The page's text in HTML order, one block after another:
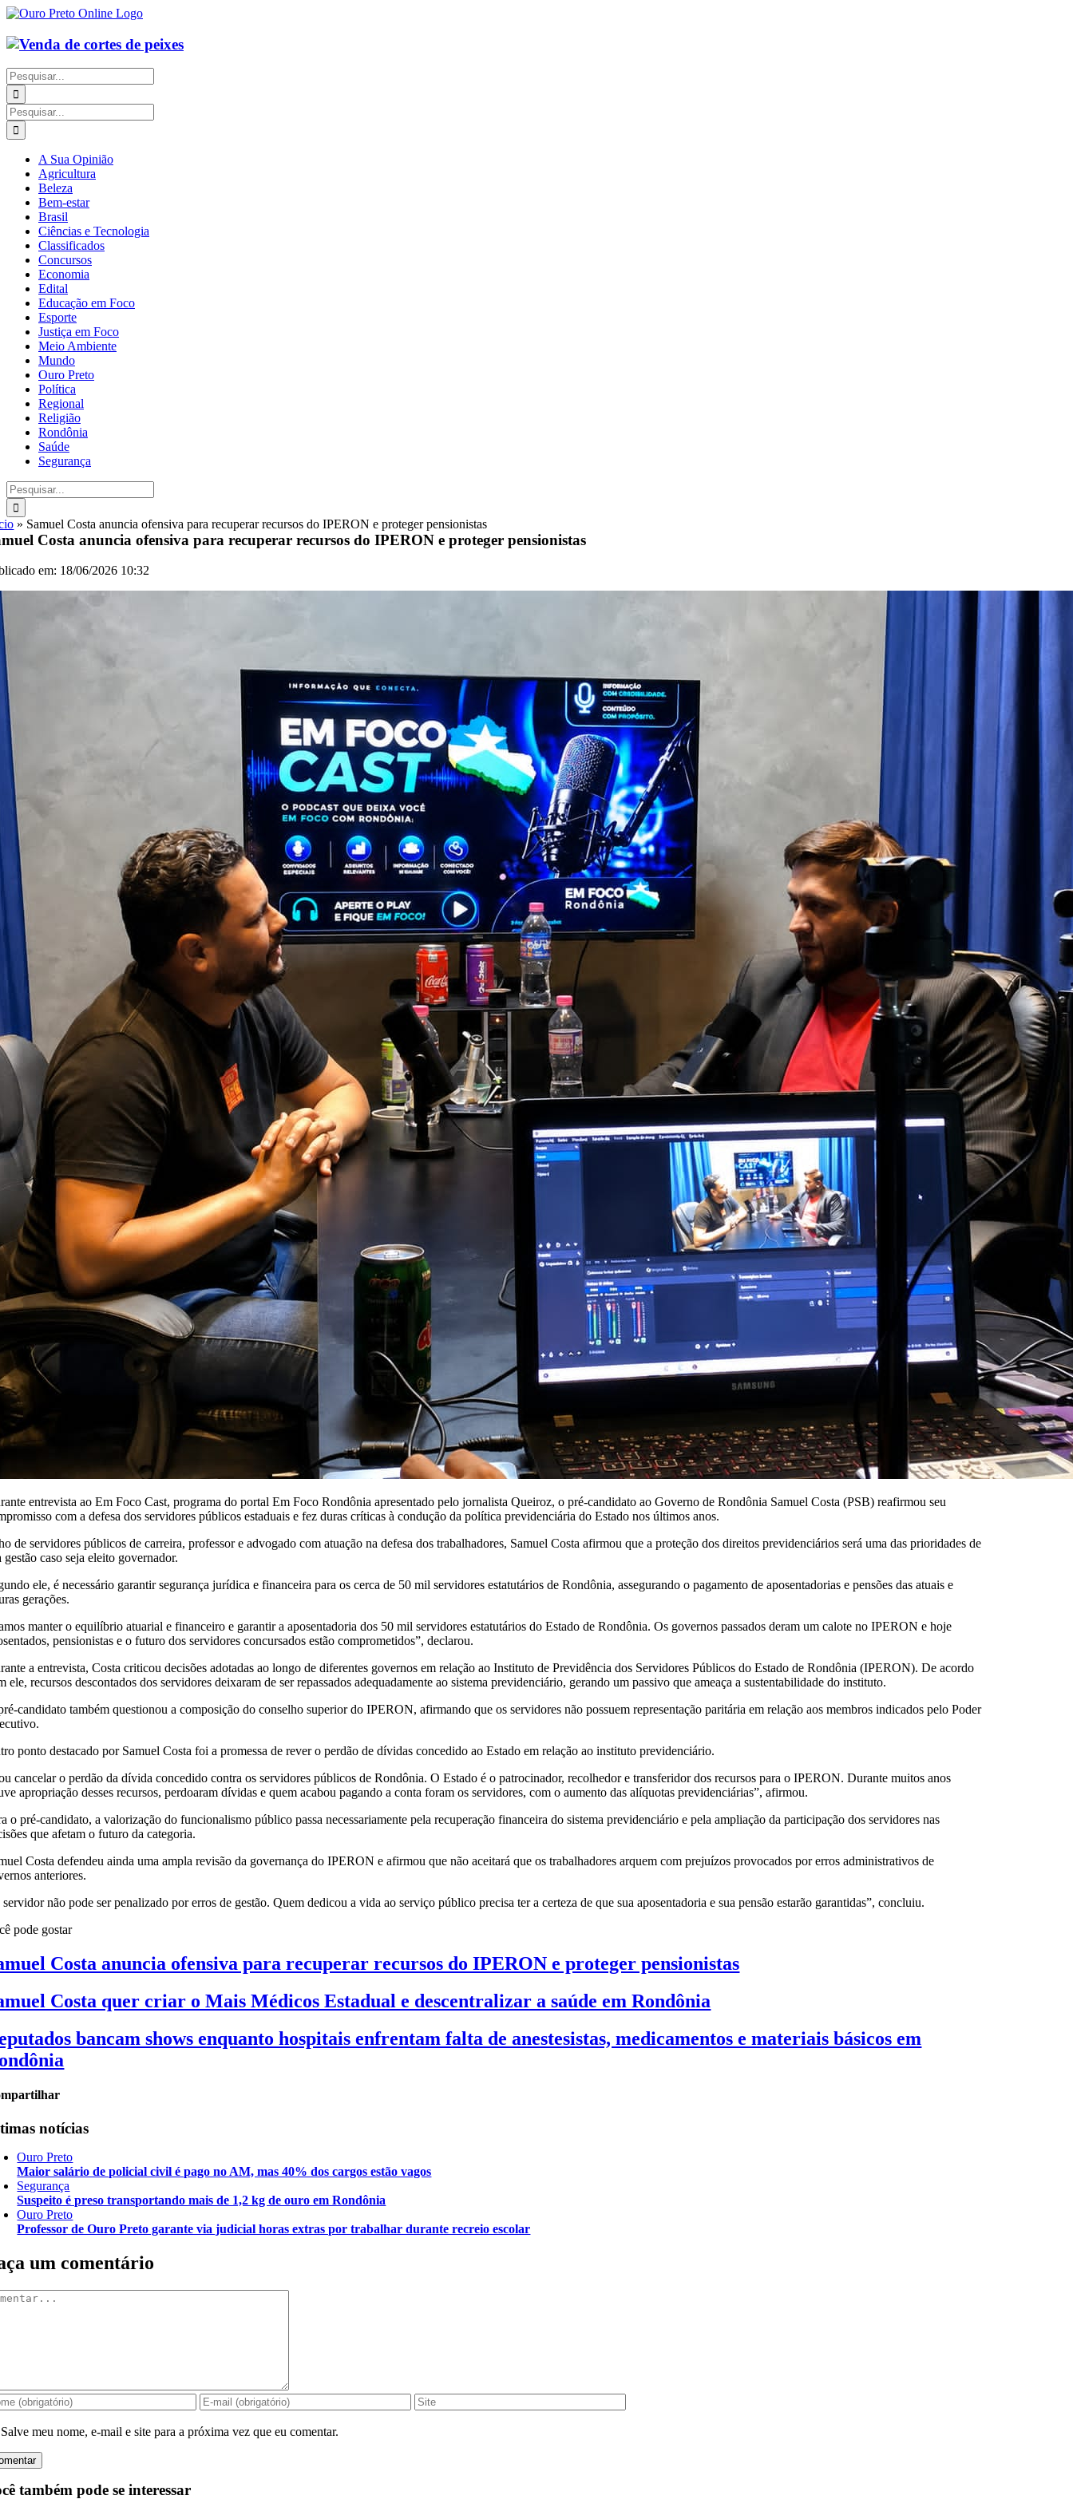
Ir
o
conteúdo
Buscar
resultados
para:
Buscar
resultados
para:
A Sua Opinião
Agricultura
Beleza
Bem-estar
Brasil
Ciências e Tecnologia
Classificados
Concursos
Economia
Edital
Educação em Foco
Esporte
Justiça em Foco
Meio Ambiente
Mundo
Ouro Preto
Política
Regional
Religião
Rondônia
Saúde
Segurança
Buscar
resultados
para:
» Samuel Costa anuncia ofensiva para recuperar recursos do IPERON e proteger pensionistas
Costa anuncia ofensiva para recuperar recursos do IPERON e proteger pensionistas
em: 18/06/2026 10:32
entrevista ao Em Foco Cast, programa do portal Em Foco Rondônia apresentado pelo jornalista Queiroz, o pré-candidato ao Governo de Rondônia Samuel Costa (PSB) reafirmou seu
com a defesa dos servidores públicos estaduais e fez duras críticas à condução da política previdenciária do Estado nos últimos anos.
de servidores públicos de carreira, professor e advogado com atuação na defesa dos trabalhadores, Samuel Costa afirmou que a proteção dos direitos previdenciários será uma das prioridades de
gestão caso seja eleito governador.
ele, é necessário garantir segurança jurídica e financeira para os cerca de 50 mil servidores estatutários de Rondônia, assegurando o pagamento de aposentadorias e pensões das atuais e
gerações.
manter o equilíbrio atuarial e financeiro e garantir a aposentadoria dos 50 mil servidores estatutários do Estado de Rondônia. Os governos passados deram um calote no IPERON e hoje
pensionistas e o futuro dos servidores concursados estão comprometidos”, declarou.
a entrevista, Costa criticou decisões adotadas ao longo de diferentes governos em relação ao Instituto de Previdência dos Servidores Públicos do Estado de Rondônia (IPERON). De acordo
ele, recursos descontados dos servidores deixaram de ser repassados adequadamente ao sistema previdenciário, gerando um passivo que ameaça a sustentabilidade do instituto.
candidato também questionou a composição do conselho superior do IPERON, afirmando que os servidores não possuem representação paritária em relação aos membros indicados pelo Poder
ponto destacado por Samuel Costa foi a promessa de rever o perdão de dívidas concedido ao Estado em relação ao instituto previdenciário.
cancelar o perdão da dívida concedido contra os servidores públicos de Rondônia. O Estado é o patrocinador, recolhedor e transferidor dos recursos para o IPERON. Durante muitos anos
apropriação desses recursos, perdoaram dívidas e quem acabou pagando a conta foram os servidores, com o aumento das alíquotas previdenciárias”, afirmou.
o pré-candidato, a valorização do funcionalismo público passa necessariamente pela recuperação financeira do sistema previdenciário e pela ampliação da participação dos servidores nas
que afetam o futuro da categoria.
Costa defendeu ainda uma ampla revisão da governança do IPERON e afirmou que não aceitará que os trabalhadores arquem com prejuízos provocados por erros administrativos de
anteriores.
servidor não pode ser penalizado por erros de gestão. Quem dedicou a vida ao serviço público precisa ter a certeza de que sua aposentadoria e sua pensão estarão garantidas”, concluiu.
pode gostar
Costa anuncia ofensiva para recuperar recursos do IPERON e proteger pensionistas
Costa quer criar o Mais Médicos Estadual e descentralizar a saúde em Rondônia
bancam shows enquanto hospitais enfrentam falta de anestesistas, medicamentos e materiais básicos em
notícias
Ouro Preto
Maior salário de policial civil é pago no AM, mas 40% dos cargos estão vagos
Segurança
Suspeito é preso transportando mais de 1,2 kg de ouro em Rondônia
Ouro Preto
Professor de Ouro Preto garante via judicial horas extras por trabalhar durante recreio escolar
um comentário
Salve meu nome, e-mail e site para a próxima vez que eu comentar.
também pode se interessar